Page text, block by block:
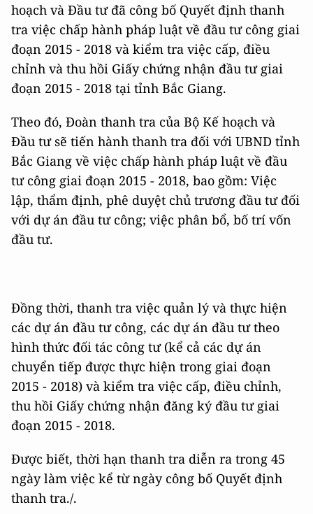
hoạch và Đầu tư đã công bố Quyết định thanh
tra việc chấp hành pháp luật về đầu tư công giai
đoạn 2015 - 2018 và kiểm tra việc cấp, điều
chỉnh và thu hồi Giấy chứng nhận đầu tư giai
đoạn 2015 - 2018 tại tỉnh Bắc Giang.
Theo đó, Đoàn thanh tra của Bộ Kế hoạch và
Đầu tư sẽ tiến hành thanh tra đối với UBND tỉnh
Bắc Giang về việc chấp hành pháp luật về đầu
tư công giai đoạn 2015 - 2018, bao gồm: Việc
lập, thẩm định, phê duyệt chủ trương đầu tư đối
với dự án đầu tư công; việc phân bổ, bố trí vốn
đầu tư.
Đồng thời, thanh tra việc quản lý và thực hiện
các dự án đầu tư công, các dự án đầu tư theo
hình thức đối tác công tư (kể cả các dự án
chuyển tiếp được thực hiện trong giai đoạn
2015 - 2018) và kiểm tra việc cấp, điều chỉnh,
thu hồi Giấy chứng nhận đăng ký đầu tư giai
đoạn 2015 - 2018.
Được biết, thời hạn thanh tra diễn ra trong 45
ngày làm việc kể từ ngày công bố Quyết định
thanh tra./.